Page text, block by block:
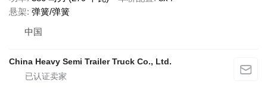
悬架 弹簧/弹簧
中国
China Heavy Semi Trailer Truck Co., Ltd.